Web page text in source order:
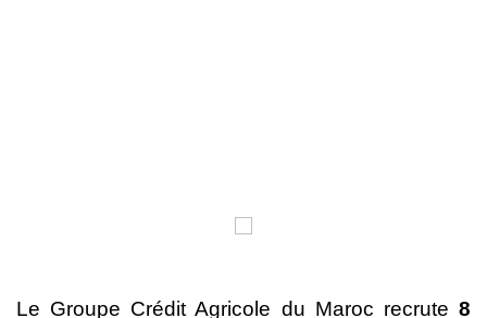
Le Groupe Crédit Agricole du Maroc recrute 8